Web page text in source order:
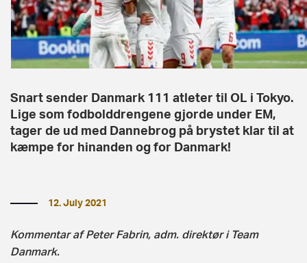
Snart sender Danmark 111 atleter til OL i Tokyo.
Lige som fodbolddrengene gjorde under EM,
tager de ud med Dannebrog på brystet klar til at
kæmpe for hinanden og for Danmark!
12. July 2021
Kommentar af Peter Fabrin, adm. direktør i Team
Danmark.